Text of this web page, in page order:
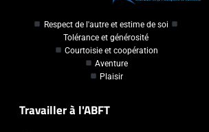
Respect de l'autre et estime de soi
Tolérance et générosité
Courtoisie et coopération
Aventure
Plaisir
Travailler à l'ABFT